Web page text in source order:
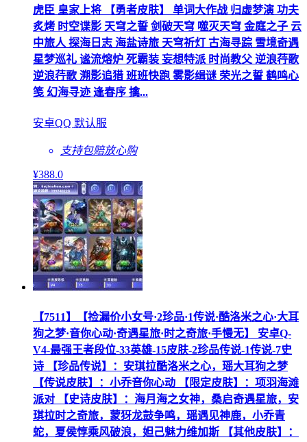
虎臣 皇家上将 【勇者皮肤】 单词大作战 归虚梦演 功夫
炙烤 时空谍影 天穹之誓 剑破天穹 噬灭天穹 金庭之子 云
中旅人 探海日志 海盐诗旅 天穹祈灯 古海寻踪 雪境奇遇
星梦巡礼 谧流熔炉 死霸装 妄想特派 时尚教父 逆浪荇歌
逆浪荇歌 溯影追猎 班班快跑 雾影缉谜 荣光之誓 鹤鸣心
笺 幻海寻迹 逢春序 擒...
安卓QQ 默认服
支持包赔放心购
¥388.0
【7511】【捡漏价小女号·2珍品·1传说·酷洛米之心·大耳
狗之梦·音你心动·奇遇星旅·时之奇旅·手慢无】 安卓Q-
V4-最强王者段位-33英雄-15皮肤-2珍品传说-1传说-7史
诗 【珍品传说】：安琪拉酷洛米之心，瑶大耳狗之梦
【传说皮肤】：小乔音你心动 【限定皮肤】：项羽海滩
派对 【史诗皮肤】：海月海之女神，桑启奇遇星旅，安
琪拉时之奇旅，蒙犽龙鼓争鸣，瑶遇见神鹿，小乔青
蛇，夏侯惇乘风破浪，妲己魅力维加斯 【其他皮肤】：